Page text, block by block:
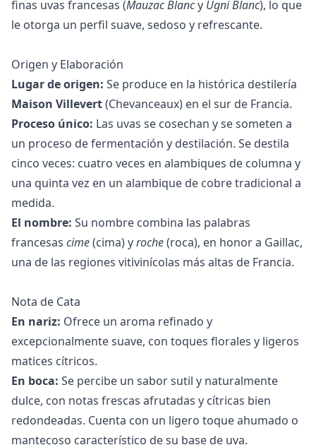
finas uvas francesas (Mauzac Blancy Ugni Blanc), lo que
le otorga un perfil suave, sedoso y refrescante.
Origen y Elaboración
Lugar de origen: Se produce en la histórica destilería
Maison Villevert(Chevanceaux) en el sur de Francia.
Proceso único: Las uvas se cosechan y se someten a
un proceso de fermentación y destilación. Se destila
cinco veces: cuatro veces en alambiques de columna y
una quinta vez en un alambique de cobre tradicional a
medida.
El nombre: Su nombre combina las palabras
francesas cime(cima) yroche(roca), en honor a Gaillac,
una de las regiones vitivinícolas más altas de Francia.
Nota de Cata
En nariz: Ofrece un aroma refinado y
excepcionalmente suave, con toques florales y ligeros
matices cítricos.
En boca: Se percibe un sabor sutil y naturalmente
dulce, con notas frescas afrutadas y cítricas bien
redondeadas. Cuenta con un ligero toque ahumado o
mantecoso característico de su base de uva.